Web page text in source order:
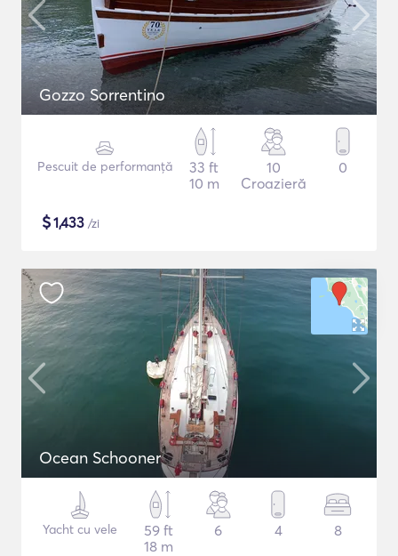
Gozzo Sorrentino
Pescuit de performanță
33 ft
10 m
10
Croazieră
0
$1,433 /zi
Ocean Schooner
Yacht cu vele
59 ft
18 m
6 4 8